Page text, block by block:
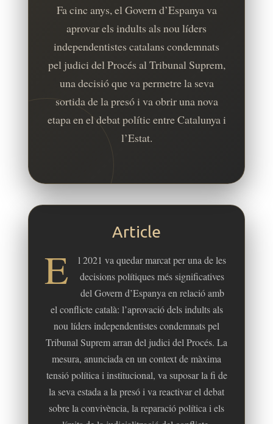
Fa cinc anys, el Govern d’Espanya va
aprovar els indults als nou líders
independentistes catalans condemnats
pel judici del Procés al Tribunal Suprem,
una decisió que va permetre la seva
sortida de la presó i va obrir una nova
etapa en el debat polític entre Catalunya i
l’Estat.
Article
E
l 2021 va quedar marcat per una de les
decisions polítiques més significatives
del Govern d’Espanya en relació amb
el conflicte català: l’aprovació dels indults als
nou líders independentistes condemnats pel
Tribunal Suprem arran del judici del Procés. La
mesura, anunciada en un context de màxima
tensió política i institucional, va suposar la fi de
la seva estada a la presó i va reactivar el debat
sobre la convivència, la reparació política i els